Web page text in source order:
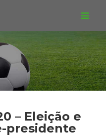
– Eleição e
presidente